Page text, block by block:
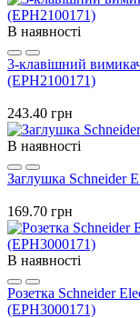
В наявності
3-клавішний
(EPH2100171)
243.40 грн
В наявності
Заглушка Schneider
169.70 грн
В наявності
Розетка Schneider
(EPH3000171)